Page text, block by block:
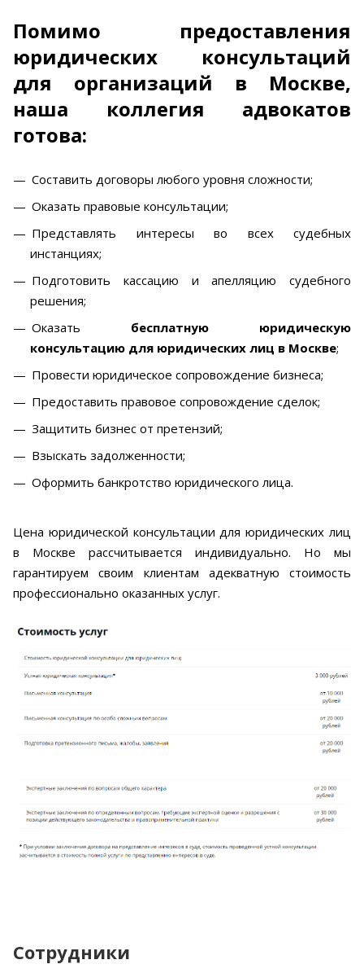
Помимо предоставления
юридических консультаций
для организаций в Москве,
наша коллегия адвокатов
готова:
Составить договоры любого уровня сложности;
Оказать правовые консультации;
Представлять интересы во всех судебных
инстанциях;
Подготовить кассацию и апелляцию судебного
решения;
Оказать бесплатную юридическую
консультацию для юридических лиц в Москве;
Провести юридическое сопровождение бизнеса;
Предоставить правовое сопровождение сделок;
Защитить бизнес от претензий;
Взыскать задолженности;
Оформить банкротство юридического лица.
Цена юридической консультации для юридических лиц
в Москве рассчитывается индивидуально. Но мы
гарантируем своим клиентам адекватную стоимость
профессионально оказанных услуг.
Сотрудники